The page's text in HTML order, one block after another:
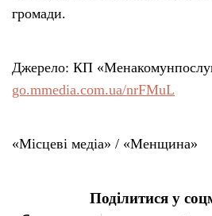
громади.
Джерело: КП
go.mmedia.com.ua/nrFMuL
«Місцеві медіа» / «Менщина»
Поділитися у